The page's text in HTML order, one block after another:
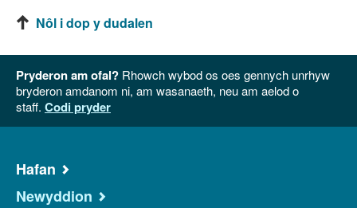
Nôl i dop y dudalen
Pryderon am ofal? Rhowch wybod os oes gennych unrhyw
bryderon amdanom ni, am wasanaeth, neu am aelod o
staff. Codi pryder
Hafan
Newyddion